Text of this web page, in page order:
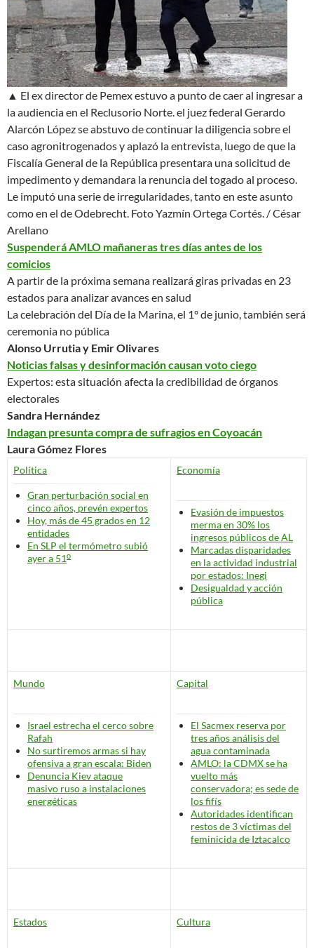
▲ El ex director de Pemex estuvo a punto de caer al ingresar a
la audiencia en el Reclusorio Norte. el juez federal Gerardo
Alarcón López se abstuvo de continuar la diligencia sobre el
caso agronitrogenados y aplazó la entrevista, luego de que la
Fiscalía General de la República presentara una solicitud de
impedimento y demandara la renuncia del togado al proceso.
Le imputó una serie de irregularidades, tanto en este asunto
como en el de Odebrecht. Foto Yazmín Ortega Cortés. / César
Arellano
Suspenderá AMLO mañaneras tres días antes de los
comicios
A partir de la próxima semana realizará giras privadas en 23
estados para analizar avances en salud
La celebración del Día de la Marina, el 1º de junio, también será
ceremonia no pública
Alonso Urrutia y Emir Olivares
Noticias falsas y desinformación causan voto ciego
Expertos: esta situación afecta la credibilidad de órganos
electorales
Sandra Hernández
Indagan presunta compra de sufragios en Coyoacán
Laura Gómez Flores
Política
Gran perturbación social en
cinco años, prevén expertos
Hoy, más de 45 grados en 12
entidades
En SLP el termómetro subió
ayer a 51o
Economía
Evasión de impuestos
merma en 30% los
ingresos públicos de AL
Marcadas disparidades
en la actividad industrial
por estados: Inegi
Desigualdad y acción
pública
Mundo
Israel estrecha el cerco sobre
Rafah
No surtiremos armas si hay
ofensiva a gran escala: Biden
Denuncia Kievataque
masivo ruso a instalaciones
energéticas
Capital
El Sacmex reserva por
tres años análisis del
agua contaminada
AMLO: la CDMX se ha
vuelto más
conservadora; es sede de
los fifís
Autoridades identifican
restos de 3 víctimas del
feminicida de Iztacalco
Estados Cultura